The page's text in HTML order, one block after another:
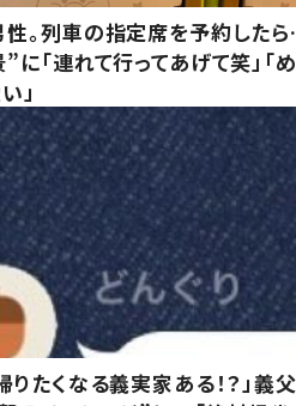
。列車の指定席を予約した
に「連れて行ってあげて笑」「
」
りたくなる義実家ある！？」義